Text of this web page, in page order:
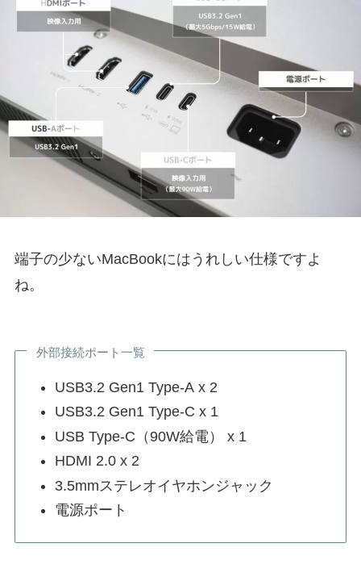
端子の少ないMacBookにはうれしい仕様ですよ
ね。
外部接続ポート一覧
USB3.2 Gen1 Type-A x 2
USB3.2 Gen1 Type-C x 1
USB Type-C（90W給電） x 1
HDMI 2.0 x 2
3.5mmステレオイヤホンジャック
電源ポート